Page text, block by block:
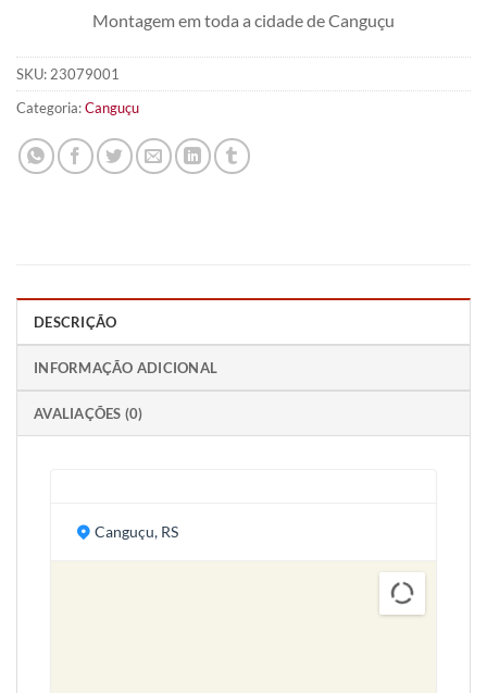
Montagem em toda a cidade de Canguçu
SKU: 23079001
Categoria:Canguçu
DESCRIÇÃO
INFORMAÇÃO ADICIONAL
AVALIAÇÕES (0)
Canguçu, RS